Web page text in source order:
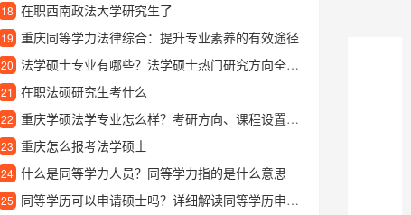
18 在职西南政法大学研究生了
19 重庆同等学力法律综合：提升专业素养的有效途径
20 法学硕士专业有哪些？法学硕士热门研究方向全面盘点
21 在职法硕研究生考什么
22 重庆学硕法学专业怎么样？考研方向、课程设置及就业前景解析
23 重庆怎么报考法学硕士
24 什么是同等学力人员？同等学力指的是什么意思
25 同等学历可以申请硕士吗？详细解读同等学历申硕士的全流程